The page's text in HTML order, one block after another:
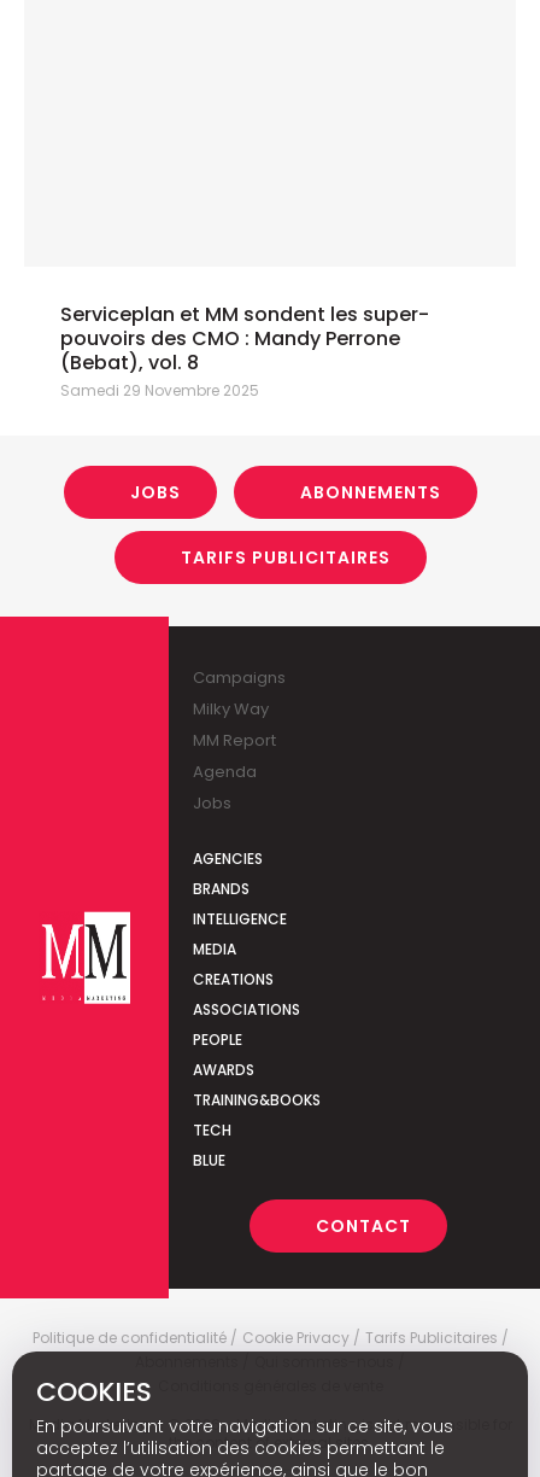
Serviceplan et MM sondent les super-
pouvoirs des CMO : Mandy Perrone
(Bebat), vol. 8
Samedi 29 Novembre 2025
JOBS ABONNEMENTS
TARIFS PUBLICITAIRES
Campaigns
Milky Way
MM Report
Agenda
Jobs
AGENCIES
BRANDS
INTELLIGENCE
MEDIA
CREATIONS
ASSOCIATIONS
PEOPLE
AWARDS
TRAINING&BOOKS
TECH
BLUE
CONTACT
Politique de confidentialité Cookie Privacy
Tarifs Publicitaires
Media Marketingc © 2026 - Media Marketing is not responsible for
the content of external sites.
COOKIES
En poursuivant votre navigation sur ce site, vous
acceptez l’utilisation des cookies permettant le
partage de votre expérience, ainsi que le bon